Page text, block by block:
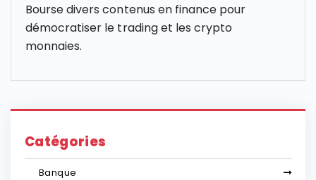
Bourse divers contenus en finance pour
démocratiser le trading et les crypto
monnaies.
Catégories
Banque